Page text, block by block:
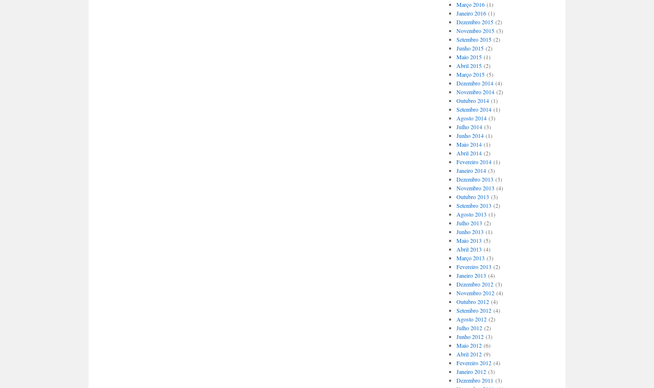
Março 2016(1)
Janeiro 2016(1)
Dezembro 2015(2)
Novembro 2015(3)
Setembro 2015(2)
Junho 2015(2)
Maio 2015(1)
Abril 2015(2)
Março 2015(5)
Dezembro 2014(4)
Novembro 2014(2)
Outubro 2014(1)
Setembro 2014(1)
Agosto 2014(3)
Julho 2014(3)
Junho 2014(1)
Maio 2014(1)
Abril 2014(2)
Fevereiro 2014(1)
Janeiro 2014(3)
Dezembro 2013 (3)
Novembro 2013 (4)
Outubro 2013 (3)
Setembro 2013 (2)
Agosto 2013 (1)
Julho 2013 (2)
Junho 2013 (1)
Maio 2013 (5)
Abril 2013 (4)
Março 2013 (3)
Fevereiro 2013 (2)
Janeiro 2013 (4)
Dezembro 2012(3)
Novembro 2012(4)
Outubro 2012(4)
Setembro 2012(4)
Agosto 2012(2)
Julho 2012(2)
Junho 2012(3)
Maio 2012(6)
Abril 2012(9)
Fevereiro 2012(4)
Janeiro 2012(3)
Dezembro 2011 (3)